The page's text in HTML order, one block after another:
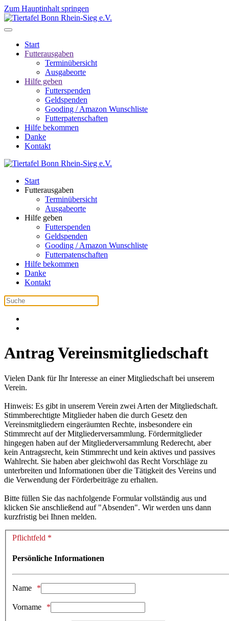
Zum Hauptinhalt springen
Start
Futterausgaben
Terminübersicht
Ausgabeorte
Hilfe geben
Futterspenden
Geldspenden
Gooding / Amazon Wunschliste
Futterpatenschaften
Hilfe bekommen
Danke
Kontakt
Start
Futterausgaben
Terminübersicht
Ausgabeorte
Hilfe geben
Futterspenden
Geldspenden
Gooding / Amazon Wunschliste
Futterpatenschaften
Hilfe bekommen
Danke
Kontakt
Antrag Vereinsmitgliedschaft
Vielen Dank für Ihr Interesse an einer Mitgliedschaft bei unserem
Verein.
Hinweis: Es gibt in unserem Verein zwei Arten der Mitgliedschaft.
Stimmberechtigte Mitglieder haben die durch Gesetz den
Vereinsmitgliedern eingeräumten Rechte, insbesondere ein
Stimmrecht auf der Mitgliederversammlung. Fördermitglieder
hingegen haben auf der Mitgliederversammlung Rederecht, aber
kein Antragsrecht, kein Stimmrecht und kein aktives und passives
Wahlrecht. Sie haben aber gleichwohl das Recht Vorschläge zu
unterbreiten und Informationen über die Tätigkeit des Vereins und
die Verwendung der Förderbeiträge zu erhalten.
Bitte füllen Sie das nachfolgende Formular vollständig aus und
klicken Sie anschließend auf "Absenden". Wir werden uns dann
kurzfristig bei Ihnen melden.
Pflichtfeld *
Persönliche Informationen
Name
Vorname